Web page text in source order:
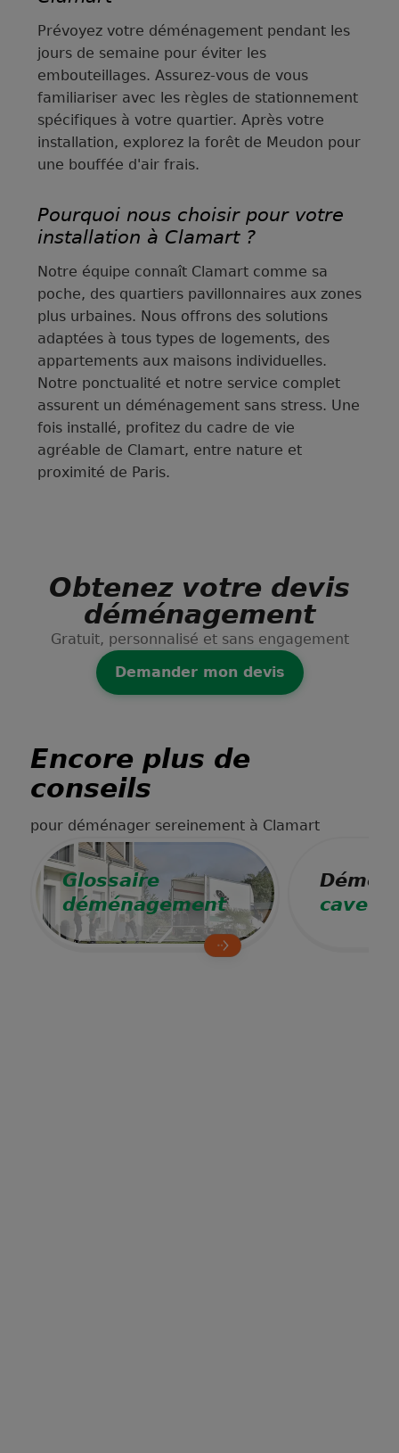
Prévoyez votre déménagement pendant les
jours de semaine pour éviter les
embouteillages. Assurez-vous de vous
familiariser avec les règles de stationnement
spécifiques à votre quartier. Après votre
installation, explorez la forêt de Meudon pour
une bouffée d'air frais.
Pourquoi nous choisir pour votre
installation à Clamart ?
Notre équipe connaît Clamart comme sa
poche, des quartiers pavillonnaires aux zones
plus urbaines. Nous offrons des solutions
adaptées à tous types de logements, des
appartements aux maisons individuelles.
Notre ponctualité et notre service complet
assurent un déménagement sans stress. Une
fois installé, profitez du cadre de vie
agréable de Clamart, entre nature et
proximité de Paris.
Obtenez votre devis
déménagement
Gratuit, personnalisé et sans engagement
Demander mon devis
Encore plus de
conseils
pour déménager sereinement à Clamart
Glossaire
déménagement
cave à